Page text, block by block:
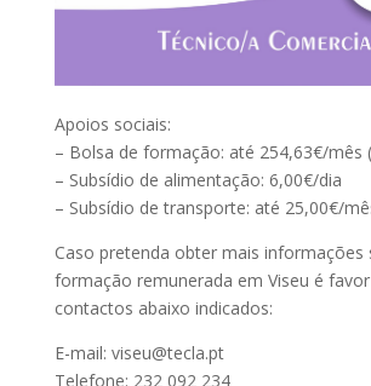
Apoios sociais:
– Bolsa de formação: até 254,63€/mês
– Subsídio de alimentação: 6,00€/dia
– Subsídio de transporte: até 25,00€/
Caso pretenda obter mais informações
formação remunerada em Viseu é
contactos abaixo indicados:
E-mail: viseu@tecla.pt
Telefone: 232 092 234